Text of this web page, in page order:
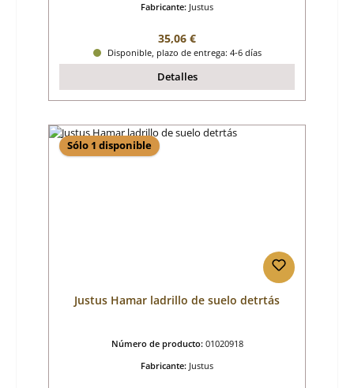
Fabricante: Justus
Precio normal:
35,06 €
Disponible, plazo de entrega: 4-6 días
Detalles
Sólo 1 disponible
Justus Hamar ladrillo de suelo detrtás
Número de producto: 01020918
Fabricante: Justus